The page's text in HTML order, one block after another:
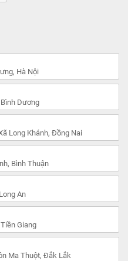
Hà Nội
Dương
Long Khánh, Đồng Nai
Bình Thuận
An
Giang
Ma Thuột, Đắk Lắk